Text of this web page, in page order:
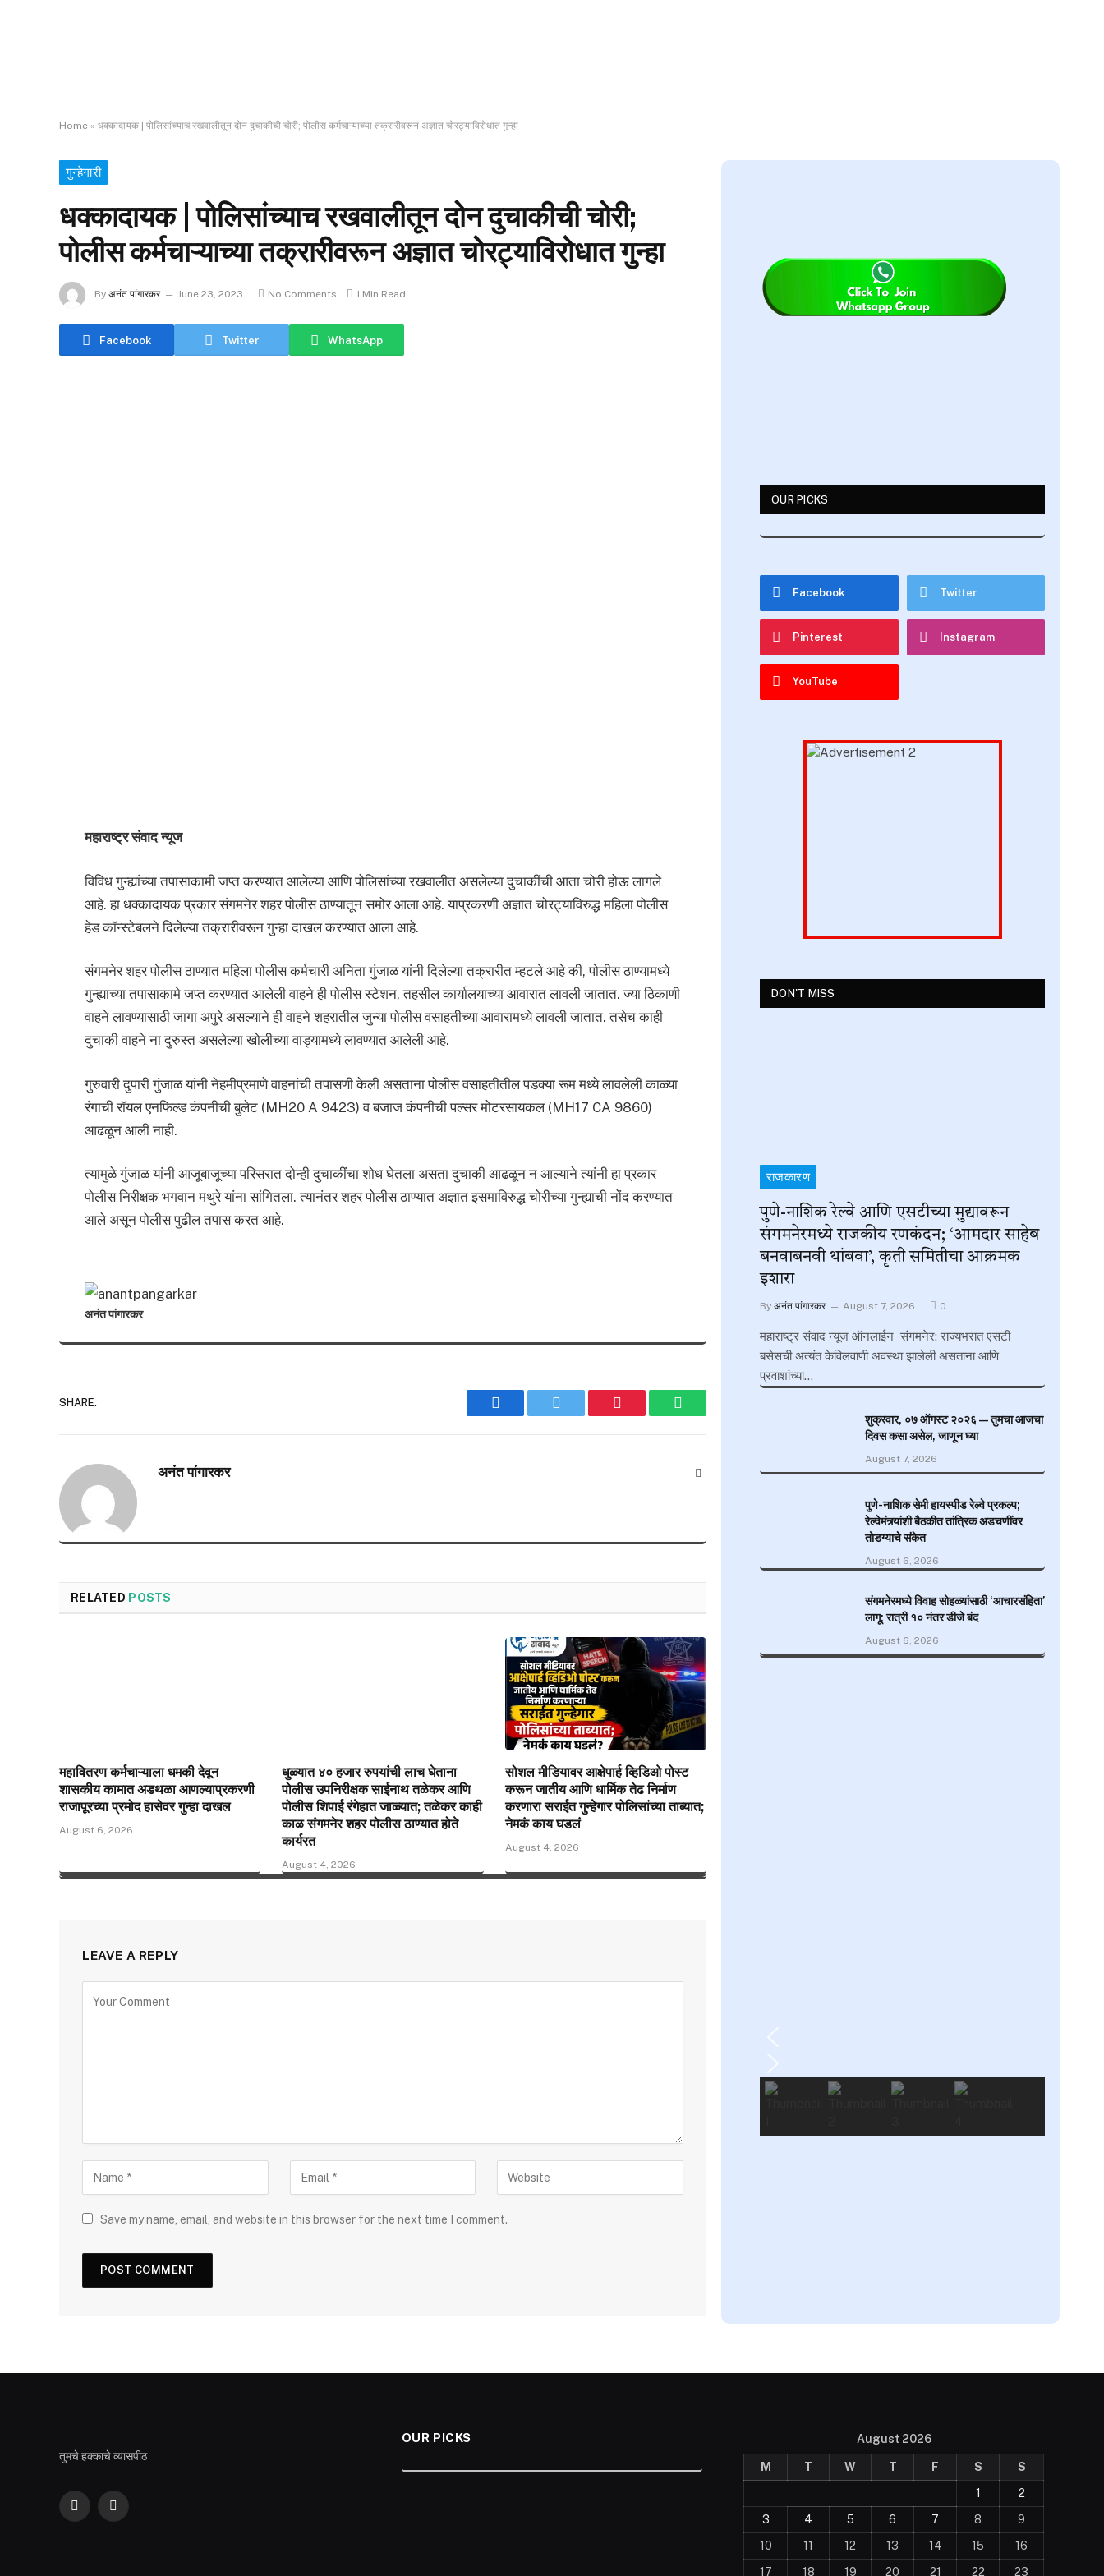
Home » धक्कादायक | पोलिसांच्याच रखवालीतून दोन दुचाकीची चोरी; पोलीस कर्मचाऱ्याच्या तक्रारीवरून अज्ञात चोरट्याविरोधात गुन्हा
गुन्हेगारी
धक्कादायक | पोलिसांच्याच रखवालीतून दोन दुचाकीची चोरी;
पोलीस कर्मचाऱ्याच्या तक्रारीवरून अज्ञात चोरट्याविरोधात गुन्हा
By अनंत पांगारकर June 23, 2023 No Comments 1 Min Read
Facebook Twitter WhatsApp
महाराष्ट्र संवाद न्यूज
विविध गुन्ह्यांच्या तपासाकामी जप्त करण्यात आलेल्या आणि पोलिसांच्या रखवालीत असलेल्या दुचाकींची आता चोरी होऊ लागले
आहे. हा धक्कादायक प्रकार संगमनेर शहर पोलीस ठाण्यातून समोर आला आहे. याप्रकरणी अज्ञात चोरट्याविरुद्ध महिला पोलीस
हेड कॉन्स्टेबलने दिलेल्या तक्रारीवरून गुन्हा दाखल करण्यात आला आहे.
संगमनेर शहर पोलीस ठाण्यात महिला पोलीस कर्मचारी अनिता गुंजाळ यांनी दिलेल्या तक्रारीत म्हटले आहे की, पोलीस ठाण्यामध्ये
गुन्ह्याच्या तपासाकामे जप्त करण्यात आलेली वाहने ही पोलीस स्टेशन, तहसील कार्यालयाच्या आवारात लावली जातात. ज्या ठिकाणी
वाहने लावण्यासाठी जागा अपुरे असल्याने ही वाहने शहरातील जुन्या पोलीस वसाहतीच्या आवारामध्ये लावली जातात. तसेच काही
दुचाकी वाहने ना दुरुस्त असलेल्या खोलीच्या वाड्यामध्ये लावण्यात आलेली आहे.
गुरुवारी दुपारी गुंजाळ यांनी नेहमीप्रमाणे वाहनांची तपासणी केली असताना पोलीस वसाहतीतील पडक्या रूम मध्ये लावलेली काळ्या
रंगाची रॉयल एनफिल्ड कंपनीची बुलेट (MH20 A 9423) व बजाज कंपनीची पल्सर मोटरसायकल (MH17 CA 9860)
आढळून आली नाही.
त्यामुळे गुंजाळ यांनी आजूबाजूच्या परिसरात दोन्ही दुचाकींचा शोध घेतला असता दुचाकी आढळून न आल्याने त्यांनी हा प्रकार
पोलीस निरीक्षक भगवान मथुरे यांना सांगितला. त्यानंतर शहर पोलीस ठाण्यात अज्ञात इसमाविरुद्ध चोरीच्या गुन्ह्याची नोंद करण्यात
आले असून पोलीस पुढील तपास करत आहे.
अनंत पांगारकर
SHARE.
Facebook Twitter Pinterest WhatsApp
अनंत पांगारकर
RELATED POSTS
महावितरण कर्मचाऱ्याला धमकी देवून
शासकीय कामात अडथळा आणल्याप्रकरणी
राजापूरच्या प्रमोद हासेवर गुन्हा दाखल
August 6, 2026
धुळ्यात ४० हजार रुपयांची लाच घेताना
पोलीस उपनिरीक्षक साईनाथ तळेकर आणि
पोलीस शिपाई रंगेहात जाळ्यात; तळेकर काही
काळ संगमनेर शहर पोलीस ठाण्यात होते
कार्यरत
August 4, 2026
सोशल मीडियावर आक्षेपार्ह व्हिडिओ पोस्ट
करून जातीय आणि धार्मिक तेढ निर्माण
करणारा सराईत गुन्हेगार पोलिसांच्या ताब्यात;
नेमकं काय घडलं
August 4, 2026
LEAVE A REPLY
Save my name, email, and website in this browser for the next time I comment.
OUR PICKS
Facebook Twitter
Pinterest Instagram
YouTube
DON'T MISS
राजकारण
पुणे-नाशिक रेल्वे आणि एसटीच्या मुद्यावरून
संगमनेरमध्ये राजकीय रणकंदन; ‘आमदार साहेब
बनवाबनवी थांबवा’, कृती समितीचा आक्रमक
इशारा
By अनंत पांगारकर August 7, 2026 0
महाराष्ट्र संवाद न्यूज ऑनलाईन संगमनेर: राज्यभरात एसटी
बसेसची अत्यंत केविलवाणी अवस्था झालेली असताना आणि
प्रवाशांच्या…
शुक्रवार, ०७ ऑगस्ट २०२६ — तुमचा आजचा
दिवस कसा असेल, जाणून घ्या
August 7, 2026
पुणे-नाशिक सेमी हायस्पीड रेल्वे प्रकल्प;
रेल्वेमंत्र्यांशी बैठकीत तांत्रिक अडचणींवर
तोडग्याचे संकेत
August 6, 2026
संगमनेरमध्ये विवाह सोहळ्यांसाठी ‘आचारसंहिता’
लागू; रात्री १० नंतर डीजे बंद
August 6, 2026
तुमचे हक्काचे व्यासपीठ
FacebookYouTube
OUR PICKS August 2026
M T W T F S
S
1
2
3
4 5 6 7 8
9
10
11 12 13 14 15
16
17
18 19 20 21 22 23